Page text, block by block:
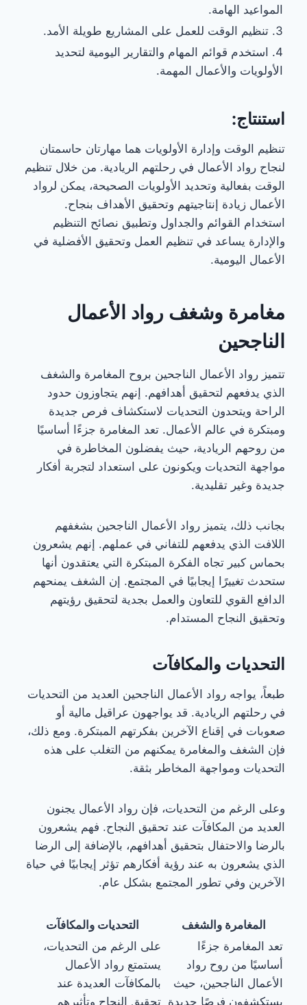
المواعيد الهامة.
3. تنظيم الوقت للعمل على المشاريع طويلة الأمد.
4. استخدم قوائم المهام والتقارير اليومية لتحديد
الأولويات والأعمال المهمة.
استنتاج:
تنظيم الوقت وإدارة الأولويات هما مهارتان حاسمتان
لنجاح رواد الأعمال في رحلتهم الريادية. من خلال تنظيم
الوقت بفعالية وتحديد الأولويات الصحيحة، يمكن لرواد
الأعمال زيادة إنتاجيتهم وتحقيق الأهداف بنجاح.
استخدام القوائم والجداول وتطبيق نصائح التنظيم
والإدارة يساعد في تنظيم العمل وتحقيق الأفضلية في
الأعمال اليومية.
مغامرة وشغف رواد الأعمال
الناجحين
تتميز رواد الأعمال الناجحين بروح المغامرة والشغف
الذي يدفعهم لتحقيق أهدافهم. إنهم يتجاوزون حدود
الراحة ويتحدون التحديات لاستكشاف فرص جديدة
ومبتكرة في عالم الأعمال. تعد المغامرة جزءًا أساسيًا
من روحهم الريادية، حيث يفضلون المخاطرة في
مواجهة التحديات ويكونون على استعداد لتجربة أفكار
جديدة وغير تقليدية.
بجانب ذلك، يتميز رواد الأعمال الناجحين بشغفهم
اللافت الذي يدفعهم للتفاني في عملهم. إنهم يشعرون
بحماس كبير تجاه الفكرة المبتكرة التي يعتقدون أنها
ستحدث تغييرًا إيجابيًا في المجتمع. إن الشغف يمنحهم
الدافع القوي للتعاون والعمل بجدية لتحقيق رؤيتهم
وتحقيق النجاح المستدام.
التحديات والمكافآت
طبعاً، يواجه رواد الأعمال الناجحين العديد من التحديات
في رحلتهم الريادية. قد يواجهون عراقيل مالية أو
صعوبات في إقناع الآخرين بفكرتهم المبتكرة. ومع ذلك،
فإن الشغف والمغامرة يمكنهم من التغلب على هذه
التحديات ومواجهة المخاطر بثقة.
وعلى الرغم من التحديات، فإن رواد الأعمال يجنون
العديد من المكافآت عند تحقيق النجاح. فهم يشعرون
بالرضا والاحتفال بتحقيق أهدافهم، بالإضافة إلى الرضا
الذي يشعرون به عند رؤية أفكارهم تؤثر إيجابيًا في حياة
الآخرين وفي تطور المجتمع بشكل عام.
المغامرة والشغف
التحديات والمكافآت
تعد المغامرة جزءًا
أساسيًا من روح رواد
الأعمال الناجحين، حيث
يستكشفون فرصًا جديدة
على الرغم من التحديات،
يستمتع رواد الأعمال
بالمكافآت العديدة عند
تحقيق النجاح وتأثيرهم